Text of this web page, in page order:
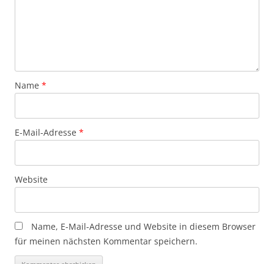
Name *
E-Mail-Adresse *
Website
Name, E-Mail-Adresse und Website in diesem Browser
für meinen nächsten Kommentar speichern.